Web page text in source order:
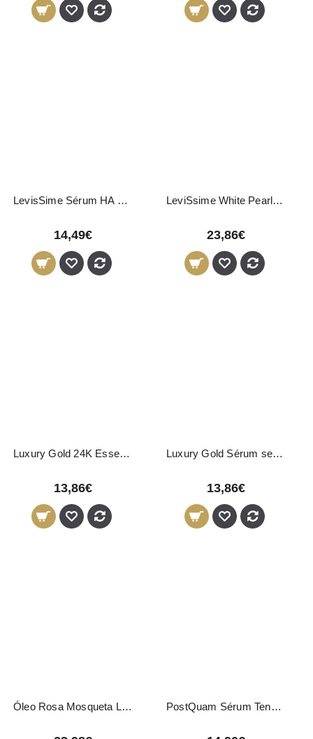
LevisSime Sérum HA Ultrafiller 50ml
14,49€
LeviSsime White Pearl Concentrate Q 30ml
23,86€
Luxury Gold 24K Essence Sérum 30ml
13,86€
Luxury Gold Sérum sem Parabenos 30ml
13,86€
Óleo Rosa Mosqueta LeviSsime 45ml PostQuam Sérum Tensor Intensivo 30ml